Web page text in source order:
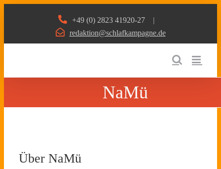
+49 (0) 2823 41920-27
|
redaktion@schlafkampagne.de
NaMü
Über NaMü